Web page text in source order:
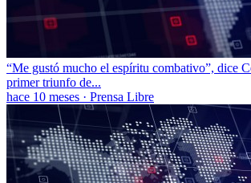
“Me gustó mucho el espíritu combativo”, dice
primer triunfo de...
hace 10 meses · Prensa Libre